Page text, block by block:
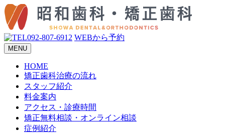
092-807-6912 WEBから予約
MENU
HOME
矯正歯科治療の流れ
スタッフ紹介
料金案内
アクセス・診療時間
矯正無料相談・オンライン相談
症例紹介